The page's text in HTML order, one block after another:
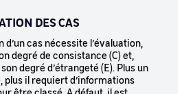
DES CAS
cas nécessite l’évaluation,
degré de consistance (C) et,
degré d’étrangeté (E). Plus un
plus il requiert d’informations